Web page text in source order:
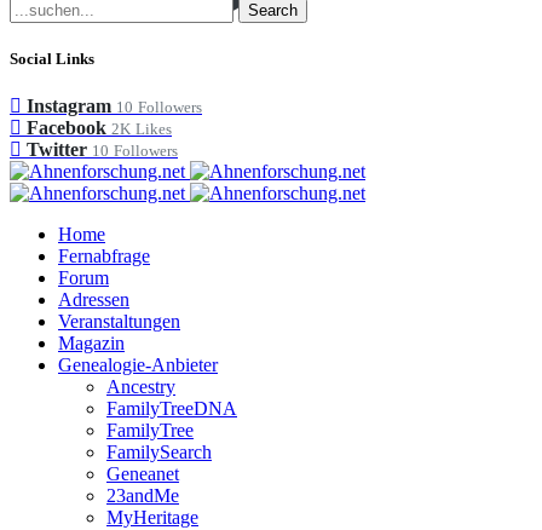
Search
Social Links
Instagram 10 Followers
Facebook 2K Likes
Twitter 10 Followers
Home
Fernabfrage
Forum
Adressen
Veranstaltungen
Magazin
Genealogie-Anbieter
Ancestry
FamilyTreeDNA
FamilyTree
FamilySearch
Geneanet
23andMe
MyHeritage